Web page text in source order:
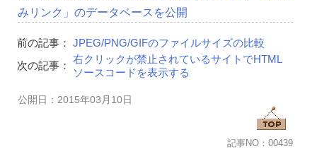
みリンク」のデータベースを公開
前の記事： JPEG/PNG/GIFのファイルサイズの比較
次の記事：
右クリックが禁止されているサイトでHTML
ソースコードを表示する
公開日：2015年03月10日
記事NO：00439